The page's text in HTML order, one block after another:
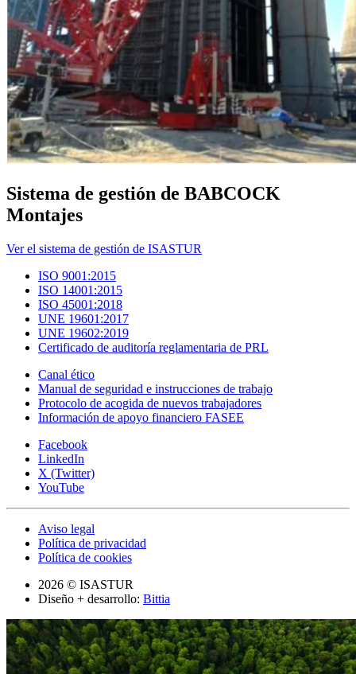
Sistema de gestión de BABCOCK
Montajes
Ver el sistema de gestión de ISASTUR
ISO 9001:2015
ISO 14001:2015
ISO 45001:2018
UNE 19601:2017
UNE 19602:2019
Certificado de auditoría reglamentaria de PRL
Canal ético
Manual de seguridad e instrucciones de trabajo
Protocolo de acogida de nuevos trabajadores
Información de apoyo financiero FASEE
Facebook
LinkedIn
X (Twitter)
YouTube
Aviso legal
Política de privacidad
Política de cookies
2026 © ISASTUR
Diseño + desarrollo: Bittia